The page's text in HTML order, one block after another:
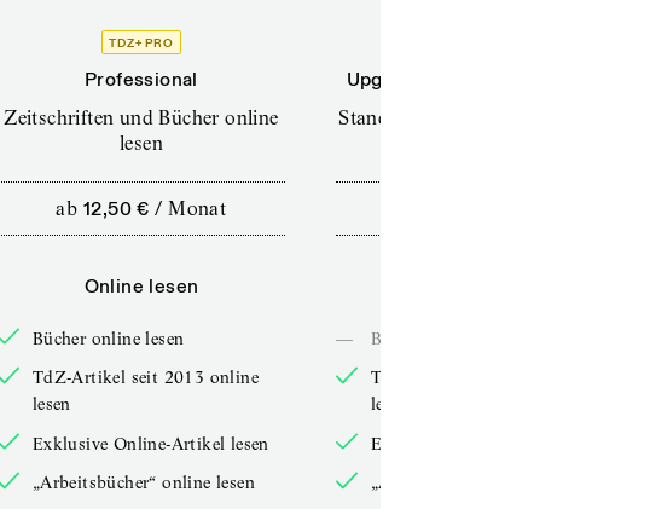
TDZ+ PRO
Professional
Zeitschriften und Bücher online
lesen
ab 12,50 € /Monat
Online lesen
Bücher online lesen
TdZ-Artikel seit 2013 online
lesen
Exklusive Online-Artikel lesen
„Arbeitsbücher“ online lesen
Upgrade für Printabonnenten
Standard (TdZ+) – Zeitschriften
—
Bücher online lesen
TdZ-Artikel seit 2013 online
lesen
Exklusive Online-Artikel lesen
„Arbeitsbücher“ online lesen